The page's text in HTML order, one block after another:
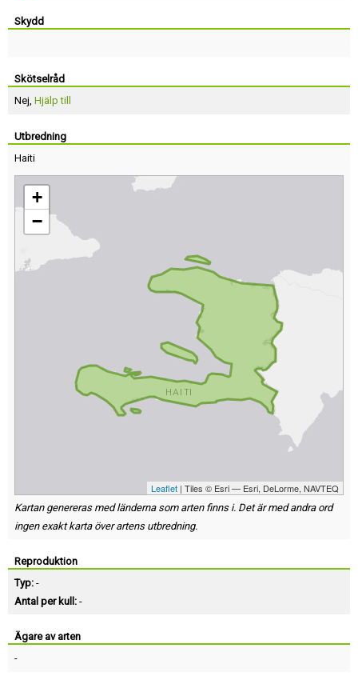
Skydd
Skötselråd
Nej, Hjälp till
Utbredning
Haiti
+
−
Leaflet | Tiles © Esri — Esri, DeLorme, NAVTEQ
Kartan genereras med länderna som arten finns i. Det är med andra ord
ingen exakt karta över artens utbredning.
Reproduktion
Typ: -
Antal per kull: -
Ägare av arten
-